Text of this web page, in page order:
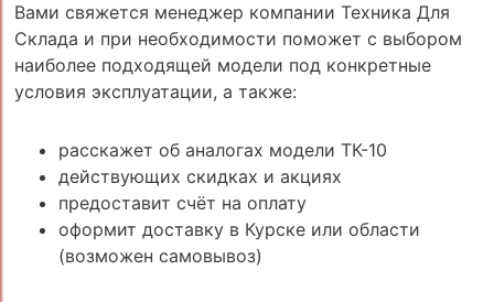
Вами свяжется менеджер компании Техника Для
Склада и при необходимости поможет с выбором
наиболее подходящей модели под конкретные
условия эксплуатации, а также:
расскажет об аналогах модели ТК-10
действующих скидках и акциях
предоставит счёт на оплату
оформит доставку в Курске или области
(возможен самовывоз)